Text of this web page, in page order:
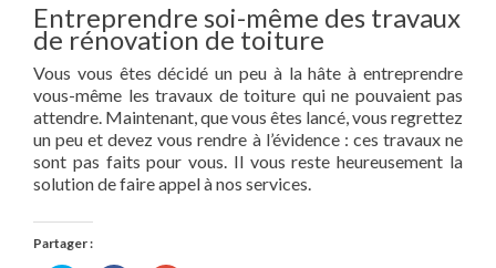
Entreprendre soi-même des travaux
de rénovation de toiture
Vous vous êtes décidé un peu à la hâte à entreprendre
vous-même les travaux de toiture qui ne pouvaient pas
attendre. Maintenant, que vous êtes lancé, vous regrettez
un peu et devez vous rendre à l’évidence : ces travaux ne
sont pas faits pour vous. Il vous reste heureusement la
solution de faire appel à nos services.
Partager :